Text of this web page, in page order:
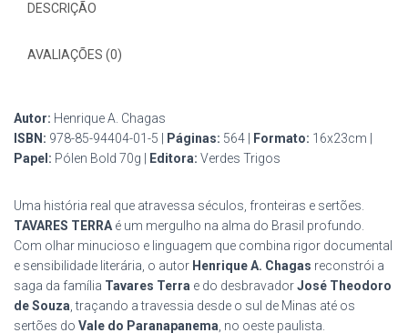
DESCRIÇÃO
AVALIAÇÕES (0)
Autor: Henrique A. Chagas
ISBN: 978-85-94404-01-5 | Páginas: 564 | Formato: 16x23cm |
Papel: Pólen Bold 70g | Editora: Verdes Trigos
Uma história real que atravessa séculos, fronteiras e sertões.
TAVARES TERRA é um mergulho na alma do Brasil profundo.
Com olhar minucioso e linguagem que combina rigor documental
e sensibilidade literária, o autor Henrique A. Chagas reconstrói a
saga da família Tavares Terra e do desbravadorJosé Theodoro
de Souza , traçando a travessia desde o sul de Minas até os
sertões do Vale do Paranapanema , no oeste paulista.